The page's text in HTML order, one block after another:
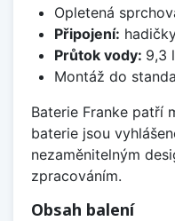
Opletená
Připojení:
Průtok vody: 9,3
Montáž do
Baterie Franke patří
baterie jsou
nezaměnitelným
zpracováním.
Obsah balení